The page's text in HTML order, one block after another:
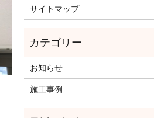
サイトマップ
お知らせ
施工事例